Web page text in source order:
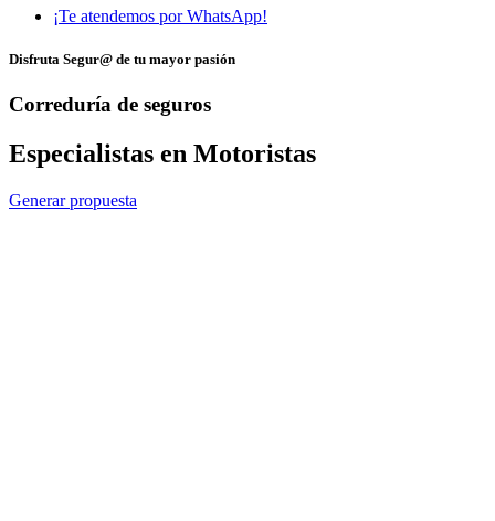
¡Te atendemos por WhatsApp!
Disfruta Segur@ de tu mayor pasión
Correduría de seguros
Especialistas en Motoristas
Generar propuesta